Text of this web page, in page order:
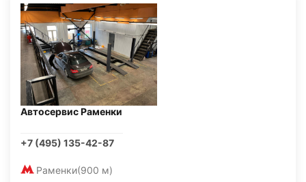
Автосервис Раменки
+7 (495) 135-42-87
Раменки(900 м)